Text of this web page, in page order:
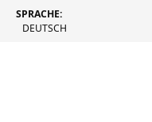
SPRACHE:
DEUTSCH